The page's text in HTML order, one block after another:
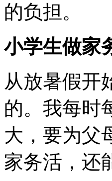
的负担。
小学生做家
从放暑假开
的。我每时
大，要为父
家务活，还